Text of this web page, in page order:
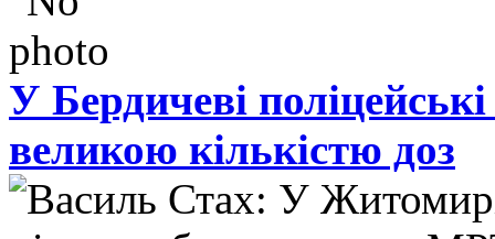
У Бердичеві
великою кількістю доз